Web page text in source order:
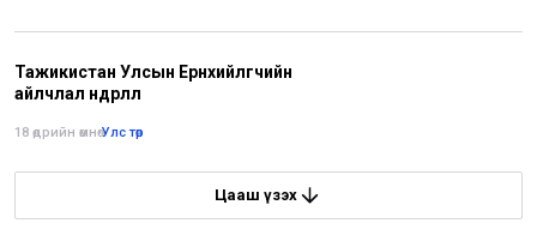
Тажикистан Улсын Ерөнхийлөгчийн
айлчлал өндөрлөлөө
18 өдрийн өмнө•Улс төр
Цааш үзэх